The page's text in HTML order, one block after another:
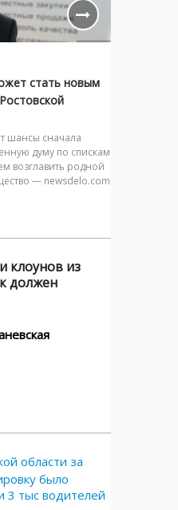
стать новым
шансы сначала
думу по спискам
возглавить родной
— newsdelo.com
клоунов из
должен
области за
было
3 тыс водителей